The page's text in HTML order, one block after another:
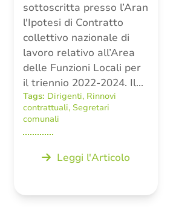
sottoscritta presso l’Aran
l'Ipotesi di Contratto
collettivo nazionale di
lavoro relativo all’Area
delle Funzioni Locali per
il triennio 2022-2024. Il…
Tags: Dirigenti, Rinnovi
contrattuali, Segretari
comunali
Leggi l'Articolo